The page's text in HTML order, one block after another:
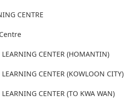
CENTRE
CENTER (HOMANTIN)
CENTER (KOWLOON CITY)
CENTER (TO KWA WAN)